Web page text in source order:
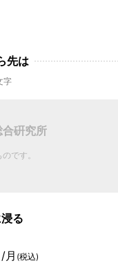
先は
字
硏究所
です。
る
/月 (税込)